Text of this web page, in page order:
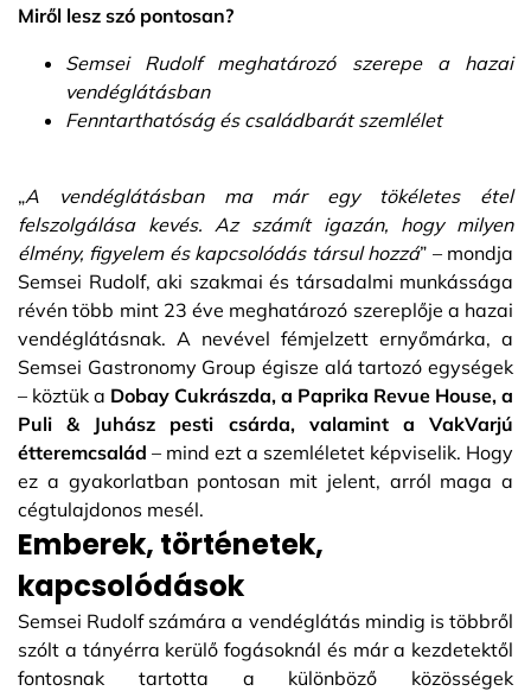
Miről lesz szó pontosan?
Semsei Rudolf meghatározó szerepe a hazai
vendéglátásban
Fenntarthatóság és családbarát szemlélet
„A vendéglátásban ma már egy tökéletes étel
felszolgálása kevés. Az számít igazán, hogy milyen
élmény, figyelem és kapcsolódás társul hozzá” – mondja
Semsei Rudolf, aki szakmai és társadalmi munkássága
révén több mint 23 éve meghatározó szereplője a hazai
vendéglátásnak. A nevével fémjelzett ernyőmárka, a
Semsei Gastronomy Group égisze alá tartozó egységek
– köztük a Dobay Cukrászda, a Paprika Revue House, a
Puli & Juhász pesti csárda, valamint a VakVarjú
étteremcsalád – mind ezt a szemléletet képviselik. Hogy
ez a gyakorlatban pontosan mit jelent, arról maga a
cégtulajdonos mesél.
Emberek, történetek,
kapcsolódások
Semsei Rudolf számára a vendéglátás mindig is többről
szólt a tányérra kerülő fogásoknál és már a kezdetektől
fontosnak tartotta a különböző közösségek